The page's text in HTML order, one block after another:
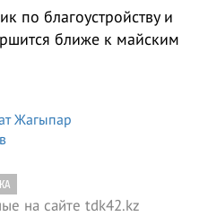
по благоустройству и
ближе к майским
Жагыпар
на сайте tdk42.kz